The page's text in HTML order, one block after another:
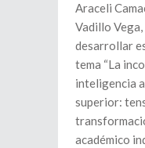
Araceli
Vadillo
desarrollar
tema “La
inteligencia
superior:
académico